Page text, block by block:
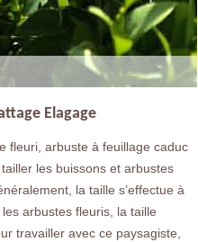
Elagage
fleuri, arbuste à feuillage caduc
les buissons et arbustes
la taille s’effectue à
arbustes fleuris, la taille
travailler avec ce paysagiste,